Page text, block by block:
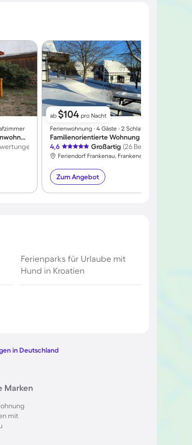
Kinderfreundliche tolle Ferienwohnung mit Garten | Bergblick
ab $104 pro Nacht
Ferienwohnung ∙ 4 Gäste ∙ 2 Schlafzimmer
4,6
Großartig (26 Bewertungen)
Zum Angebot
Ferienparks für Urlaube mit
Hund in Kroatien
in Deutschland
Marken
mit